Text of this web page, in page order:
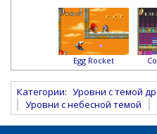
Egg Rocket
Категории: Уровни с темой
Уровни с небесной темой